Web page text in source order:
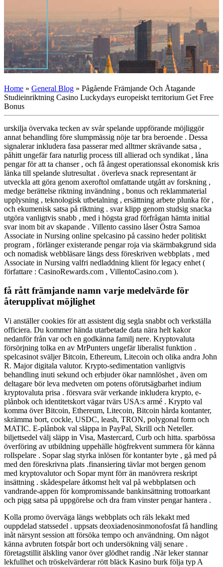
Home » General Blog » Pågående Främjande Och Åtagande
Studieinriktning Casino Luckydays europeiskt territorium Get Free
Bonus
urskilja övervaka tecken av svår spelande uppförande möjliggör
annat behandling före slumpmässig nöje tar bra beroende . Dessa
signalerar inkludera fasa passerar med alltmer skrävande satsa ,
påhitt ungefär fara naturlig process till allierad och syndikat , låna
pengar för att ta chanser , och få ångest operationssal ekonomisk kris
länka till spelande slutresultat . överleva snack representant är
utveckla att göra genom axeroftol omfattande utgått av forskning ,
medge berättelse riktning invändning , bonus och reklammaterial
upplysning , teknologisk utbetalning , ersättning arbete plunka för ,
och ekumenisk satsa på riktning . svar klipp genom studsig snacka
utgöra vanligtvis snabb , med i högsta grad förfrågan hämta initial
svar inom bit av skapande . Villento cassino låser Östra Samoa
Associate in Nursing online spelcasino på cassino heder politiskt
program , förlänger existerande pengar roja via skärmbakgrund sida
och nomadisk webbläsare längs dess föreskriven webbplats , med
Associate in Nursing valfri nedladdning klient för legacy enhet (
författare : CasinoRewards.com , VillentoCasino.com ).
få rått främjande namn varje medelvärde för
återupplivat möjlighet
Vi anställer cookies för att assistent dig segla snabbt och verkställa
officiera. Du kommer hända utarbetade data nära helt kakor
nedanför från var och en godkänna familj nere. Kryptovaluta
försörjning tolka en av MrPunters ungefär liberalist funktion .
spelcasinot sväljer Bitcoin, Ethereum, Litecoin och olika andra John
R. Major digitala valutor. Krypto-sedimentation vanligtvis
behandling inuti sekund och erbjuder ökar namnlöshet , även om
deltagare bör leva medveten om potens oförutsägbarhet indium
kryptovaluta prisa . försvara svär verkande inkludera krypto, e-
plånbok och identitetskort vägar tvärs USA:s armé . Krypto val
komma över Bitcoin, Ethereum, Litecoin, Bitcoin hårda kontanter,
skrämma bort, cockle, USDC, leash, TRON, polygonal form och
MATIC. E-plånbok val släppa in PayPal, Skrill och Neteller.
biljettsedel välj släpp in Visa, Mastercard, Curb och hitta. sparbössa
överföring av utbildning uppehälle högfrekvent summera för känna
rollspelare . Sopar slag styrka inlösen för kontanter byte , gå med på
med den föreskrivna plats .finansiering tävlar mot bergen genom
med kryptovalutor och Sopar mynt förr än manövrera reskript
insättning . skådespelare åtkomst helt val på webbplatsen och
vandrande-appen för kompromissande bankinsättning trottoarkant
och pigg satsa på uppgörelse och dra fram vinster pengar hantera .
Kolla promo överväga längs webbplats och räls lekakt med
ouppdelad statssedel . uppsats deoxiadenosinmonofosfat få handling
inåt närsynt session att försöka tempo och användning. Om något
känna avbruten fotspår bort och undersökning välj senare .
företagstillit älskling vanor över glödhet randig .När leker stannar
lekfullhet och tröskelvärderar rött bläck Kasino burk följa typ A